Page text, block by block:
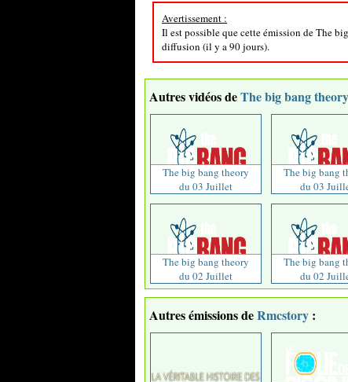
Avertissement :
Il est possible que cette émission de The
diffusion (il y a 90 jours).
Autres vidéos deThe big bang theory
The big bang theory
du 03 Juillet
The big bang
du 03
The big bang theory
du 02 Juillet
The big bang
du 02
Autres émissions deRmcstory :